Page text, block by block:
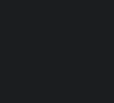
som en slags klimatkorridor
Genom denna
vindar norrut och ger
mikroklimat.
jordarna skapar det
till utmärkt mognad hos